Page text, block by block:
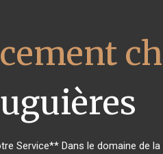
Service** Dans le domaine de